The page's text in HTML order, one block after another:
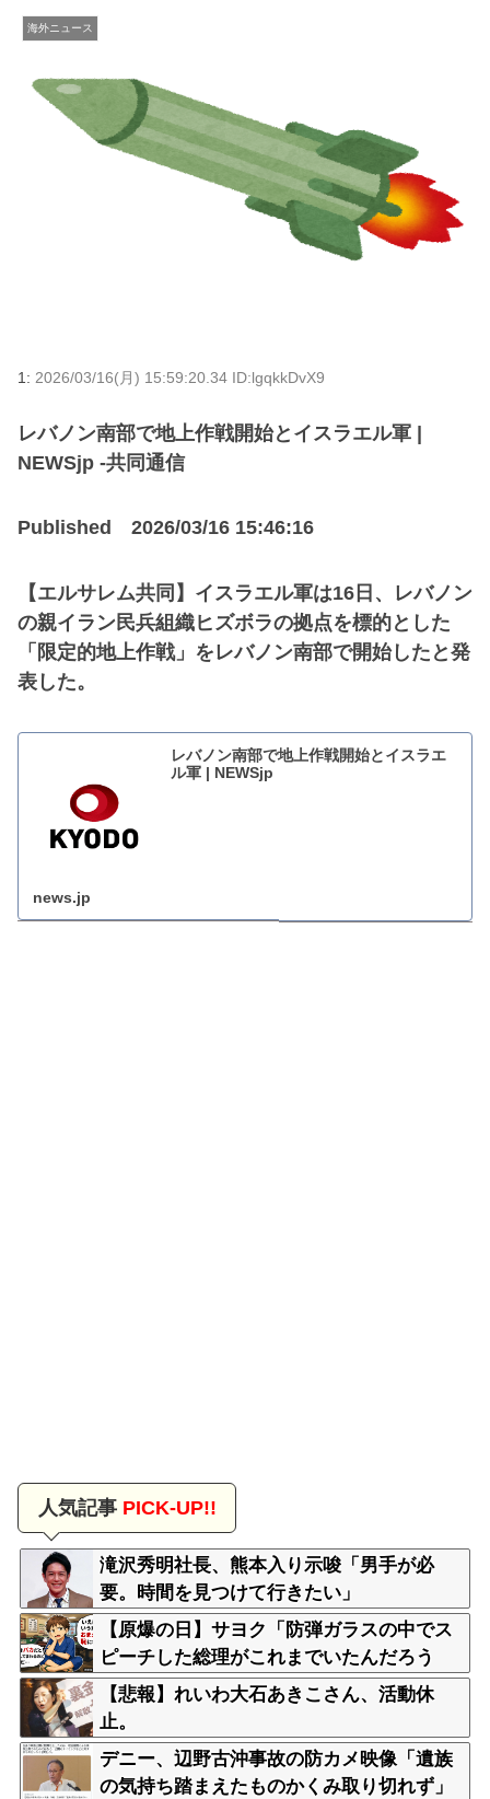
海外ニュース
1: 2026/03/16(月) 15:59:20.34 ID:lgqkkDvX9
レバノン南部で地上作戦開始とイスラエル軍 |
NEWSjp -共同通信
Published 2026/03/16 15:46:16
【エルサレム共同】イスラエル軍は16日、レバノン
の親イラン民兵組織ヒズボラの拠点を標的とした
「限定的地上作戦」をレバノン南部で開始したと発
表した。
レバノン南部で地上作戦開始とイスラエ
ル軍 | NEWSjp
news.jp
人気記事PICK-UP!!
滝沢秀明社長、熊本入り示唆「男手が必
要。時間を見つけて行きたい」
【原爆の日】サヨク「防弾ガラスの中でス
ピーチした総理がこれまでいたんだろう
か。オバマ大統領でさえ、防弾ガラスなん
てなかった！」→石破茂＆オバマ大統領も
使ってました
【悲報】れいわ大石あきこさん、活動休
止。
デニー、辺野古沖事故の防カメ映像「遺族
の気持ち踏まえたものかくみ取り切れず」